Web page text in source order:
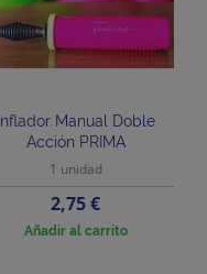
Inflador Manual Doble
Acción PRIMA
1 unidad
Precio
2,75 €
Añadir al carrito